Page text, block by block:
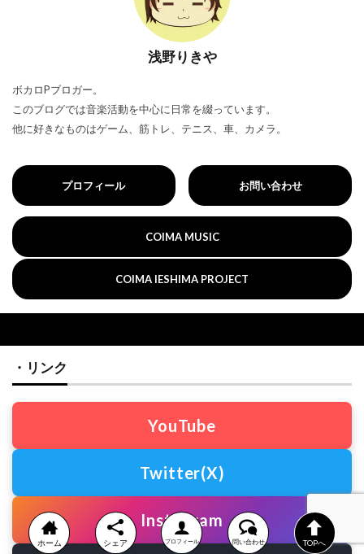
浅野りきや
ボカロPブロガー。
このブログでは音楽活動を中心に日常を綴っています。
他に好きなものはゲーム、筋トレ、テニス、車、カメラ。
プロフィール お問い合わせ
COIMA MUSIC
COIMA IESHIMA PROJECT
・リンク
YouTube
Twitter(X)
Instagram
ホーム シェア プロフィール 問い合わせ TOPへ